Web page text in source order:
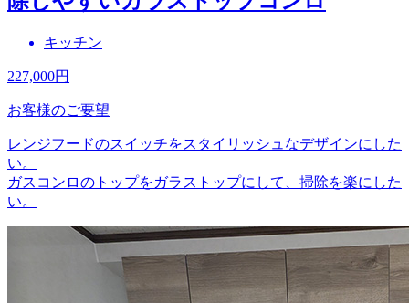
キッチン
227,000円
お客様のご要望
レンジフードのスイッチをスタイリッシュなデザインにした
い。
ガスコンロのトップをガラストップにして、掃除を楽にした
い。